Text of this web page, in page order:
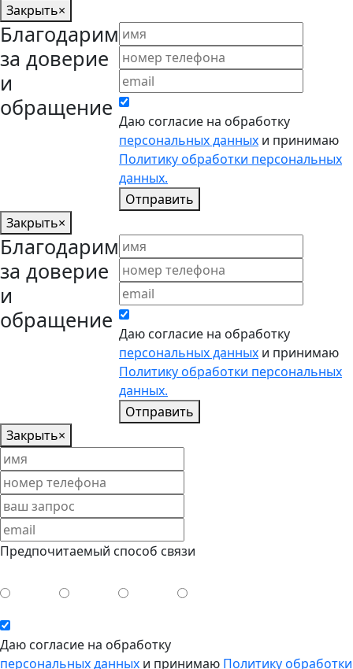
Закрыть×
Благодарим
за доверие
и
обращение
Даю согласие на обработку
персональных данных и принимаю
Политику обработки персональных
данных.
Отправить
Закрыть×
Благодарим
за доверие
и
обращение
Даю согласие на обработку
персональных данных и принимаю
Политику обработки персональных
данных.
Отправить
Закрыть×
Предпочитаемый способ связи
Даю согласие на обработку
персональных данных и принимаю Политику обработки